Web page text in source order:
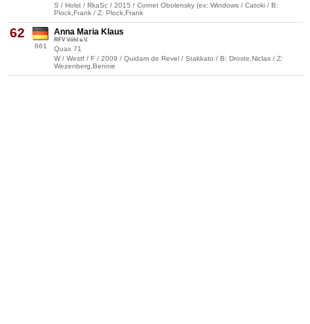
S / Holst / RkaSc / 2015 / Cornet Obolensky (ex: Windows / Catoki / B:
Plock,Frank / Z: Plock,Frank
62
661
Anna Maria Klaus
RFV Vöhl e.V.
Quax 71
W / Westf / F / 2009 / Quidam de Revel / Stakkato / B: Droste,Niclas / Z:
Wezenberg,Bennie